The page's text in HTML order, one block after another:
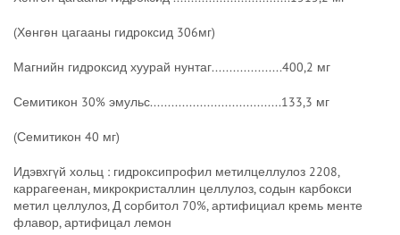
(Хөнгөн цагааны гидроксид 306мг)
Магнийн гидроксид хуурай нунтаг....................400,2 мг
Семитикон 30% эмульс.....................................133,3 мг
(Семитикон 40 мг)
Идэвхгүй хольц : гидроксипрофил метилцеллулоз 2208,
каррагеенан, микрокристаллин целлулоз, содын карбокси
метил целлулоз, Д сорбитол 70%, артифициал кремь менте
флавор, артифицал лемон